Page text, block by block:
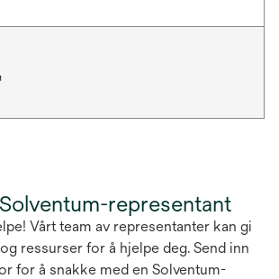
representant
Vårt team av representanter kan gi
ressurser for å hjelpe deg. Send inn
for å snakke med en Solventum-